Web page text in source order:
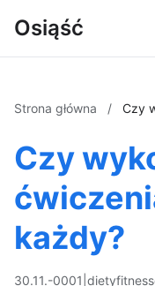
Osiąść
Strona główna / Czy
Czy
każdy?
30.11.-0001 dietyfitness